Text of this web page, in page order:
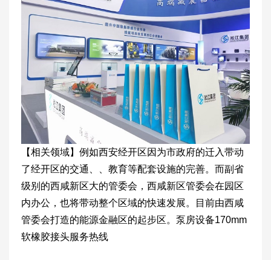
【相关领域】例如西安经开区因为市政府的迁入带动
了经开区的交通、、教育等配套设施的完善。而副省
级别的西咸新区大的管委会，西咸新区管委会在园区
内办公，也将带动整个区域的快速发展。目前由西咸
管委会打造的能源金融区的起步区。泵房设备170mm
软橡胶接头服务热线